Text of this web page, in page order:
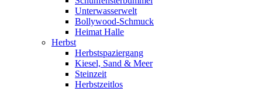
Unterwasserwelt
Bollywood-Schmuck
Heimat Halle
Herbst
Herbstspaziergang
Kiesel, Sand & Meer
Steinzeit
Herbstzeitlos